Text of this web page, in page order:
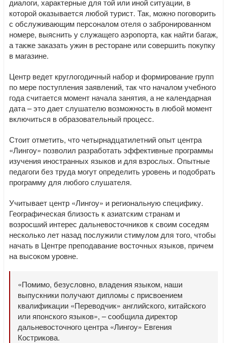
диалоги, характерные для той или иной ситуации, в
которой оказывается любой турист. Так, можно поговорить
с обслуживающим персоналом отеля о забронированном
номере, выяснить у служащего аэропорта, как найти багаж,
а также заказать ужин в ресторане или совершить покупку
в магазине.
Центр ведет круглогодичный набор и формирование групп
по мере поступления заявлений, так что началом учебного
года считается момент начала занятия, а не календарная
дата – это дает слушателю возможность в любой момент
включиться в образовательный процесс.
Стоит отметить, что четырнадцатилетний опыт центра
«Лингоу» позволил разработать эффективные программы
изучения иностранных языков и для взрослых. Опытные
педагоги без труда могут определить уровень и подобрать
программу для любого слушателя.
Учитывает центр «Лингоу» и региональную специфику.
Географическая близость к азиатским странам и
возросший интерес дальневосточников к своим соседям
несколько лет назад послужили стимулом для того, чтобы
начать в Центре преподавание восточных языков, причем
на высоком уровне.
«Помимо, безусловно, владения языком, наши
выпускники получают дипломы с присвоением
квалификации «Переводчик» английского, китайского
или японского языков», – сообщила директор
дальневосточного центра «Лингоу» Евгения
Кострикова.